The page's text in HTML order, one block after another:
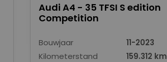
Audi A4 - 35 TFSI S edition
Competition
Bouwjaar
11-2023
Kilometerstand
159.312 km